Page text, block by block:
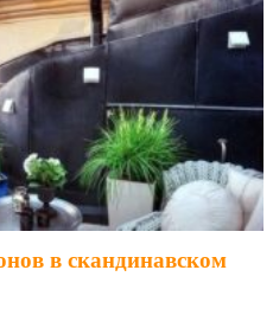
в скандинавском